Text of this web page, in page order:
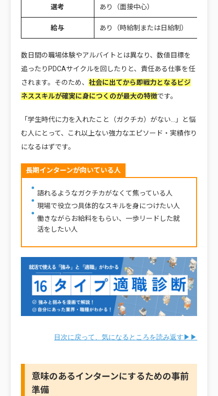
選考 あり（面接中心）
給与 あり（時給制または日給制）
数日間の職場体験やアルバイトとは異なり、数値目標を
追ったりPDCAサイクルを回したりと、責任ある仕事を任
されます。そのため、 社会に出てから即戦力となるビジ
ネススキルが確実に身につくのが最大の特徴です。
「学生時代に力を入れたこと（ガクチカ）がない…」と悩
む人にとって、これ以上ない強力なエピソード・実績作り
になるはずです。
長期インターンが向いている人
語れるようなガクチカがなくて焦っている人
現場で役立つ具体的なスキルを身につけたい人
働きながらお給料をもらい、一歩リードした就
活をしたい人
目次に戻って、気になるところを読み返す▶▶
意味のあるインターンにするための事前
準備